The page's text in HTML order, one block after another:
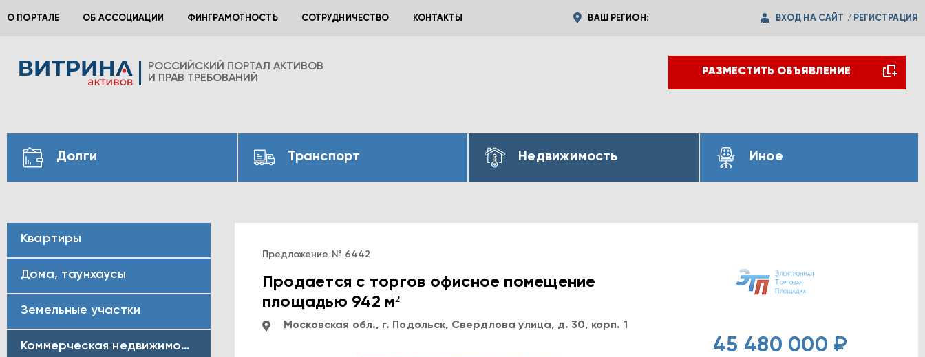
О ПОРТАЛЕ ОБ АССОЦИАЦИИ ФИНГРАМОТНОСТЬ СОТРУДНИЧЕСТВО КОНТАКТЫ ВАШ РЕГИОН: ВХОД НА САЙТ / РЕГИСТРАЦИЯ
РОССИЙСКИЙ ПОРТАЛ АКТИВОВ
И ПРАВ ТРЕБОВАНИЙ
РАЗМЕСТИТЬ ОБЪЯВЛЕНИЕ
Долги Транспорт Недвижимость Иное
Квартиры
Дома, таунхаусы
Земельные участки
Коммерческая недвижимость
Предложение № 6442
Продается с торгов офисное помещение
площадью 942 м²
Московская обл., г. Подольск, Свердлова улица, д. 30, корп. 1
45 480 000 ₽